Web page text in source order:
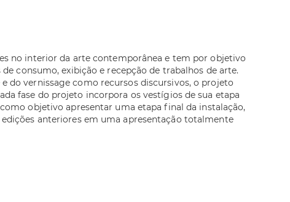
no interior da arte contemporânea e tem por objetivo
consumo, exibição e recepção de trabalhos de arte.
do vernissage como recursos discursivos, o projeto
fase do projeto incorpora os vestígios de sua etapa
objetivo apresentar uma etapa final da instalação,
anteriores em uma apresentação totalmente